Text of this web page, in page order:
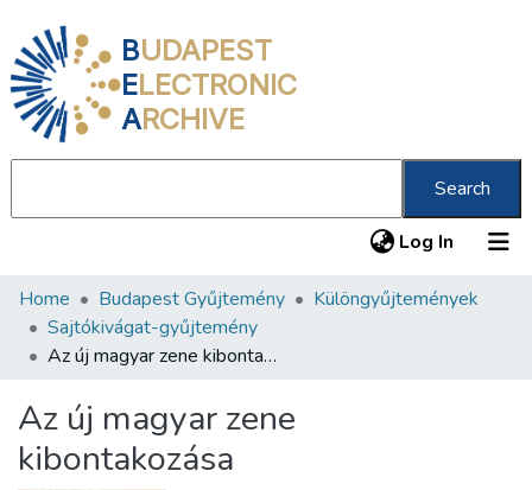
BUDAPEST
ELECTRONIC
ARCHIVE
Search
Log In (current)
Communities & Collections
All of DSpace
About us
Home Budapest Gyűjtemény
Különgyűjtemények
Sajtókivágat-gyűjtemény
Az új magyar zene kibontakozása
Az új magyar zene
kibontakozása